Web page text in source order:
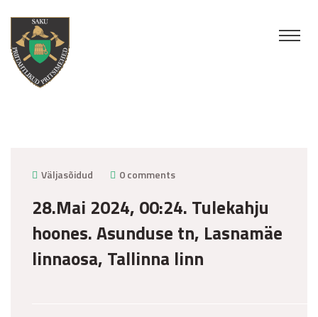
Väljasõidud 0 comments
28.Mai 2024, 00:24. Tulekahju
hoones. Asunduse tn, Lasnamäe
linnaosa, Tallinna linn